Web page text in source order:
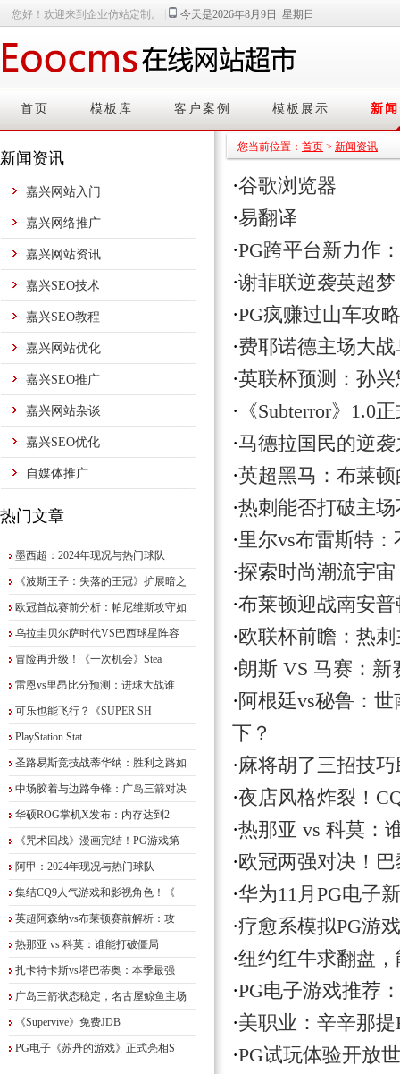
您好！欢迎来到企业仿站定制。 今天是2026年8月9日 星期日
首页 模板库 客户案例 模板展示 新
新闻资讯
嘉兴网站入门
嘉兴网络推广
嘉兴网站资讯
嘉兴SEO技术
嘉兴SEO教程
嘉兴网站优化
嘉兴SEO推广
嘉兴网站杂谈
嘉兴SEO优化
自媒体推广
热门文章
墨西超：2024年现况与热门球队
《波斯王子：失落的王冠》扩展暗之
欧冠首战赛前分析：帕尼维斯攻守如
乌拉圭贝尔萨时代VS巴西球星阵容
冒险再升级！《一次机会》Stea
雷恩vs里昂比分预测：进球大战谁
可乐也能飞行？《SUPER SH
PlayStation Stat
圣路易斯竞技战蒂华纳：胜利之路如
中场胶着与边路争锋：广岛三箭对决
华硕ROG掌机X发布：内存达到2
《咒术回战》漫画完结！PG游戏第
阿甲：2024年现况与热门球队
集结CQ9人气游戏和影视角色！《
英超阿森纳vs布莱顿赛前解析：攻
热那亚 vs 科莫：谁能打破僵局
扎卡特卡斯vs塔巴蒂奥：本季最强
广岛三箭状态稳定，名古屋鲸鱼主场
《Supervive》免费JDB
PG电子《苏丹的游戏》正式亮相S
您当前位置： 首页 > 新闻资讯
·谷歌浏览器
·易翻译
·PG跨平台新力作
·谢菲联逆袭英超
·PG疯赚过山车攻
·费耶诺德主场大
·英联杯预测：孙
· 《Subterror》1.0
·马德拉国民的逆
·英超黑马：布莱
·热刺能否打破主
·里尔vs布雷斯特
·探索时尚潮流宇
·布莱顿迎战南安
·欧联杯前瞻：热
·朗斯 VS 马赛：
·阿根廷vs秘鲁：
下？
·麻将胡了三招技
·夜店风格炸裂！
·热那亚 vs 科莫：
·欧冠两强对决！
·华为11月PG电子
·疗愈系模拟PG游
·纽约红牛求翻盘
·PG电子游戏推荐
·美职业：辛辛那
·PG试玩体验开放